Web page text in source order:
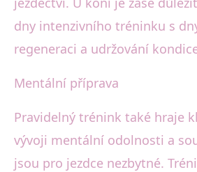
dny intenzivního tréninku s
regeneraci a udržování
Mentální příprava
Pravidelný trénink také hraje
vývoji mentální odolnosti a
jsou pro jezdce nezbytné.